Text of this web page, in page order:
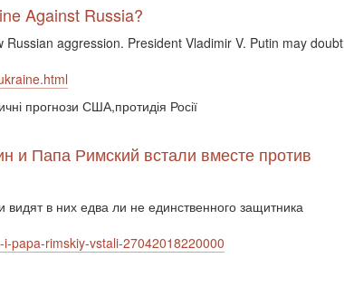
Against Russia?
aggression. President Vladimir V. Putin may doubt
прогнози США,протидія Росії
и Папа Римский встали вместе против
в них едва ли не единственного защитника
papa-rimskiy-vstali-27042018220000